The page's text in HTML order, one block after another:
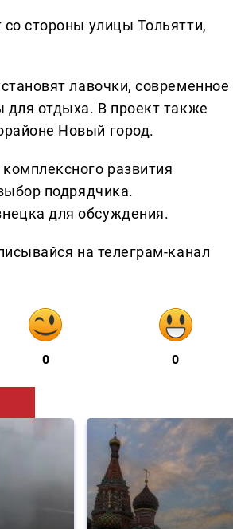
стороны улицы Тольятти,
лавочки, современное
отдыха. В проект также
Новый город.
развития
подрядчика.
для обсуждения.
на телеграм-канал
0 0